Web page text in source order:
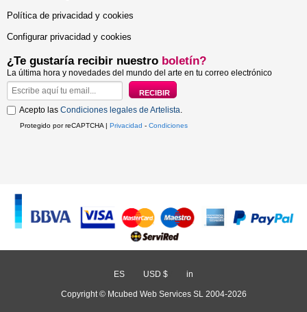
Política de privacidad y cookies
Configurar privacidad y cookies
¿Te gustaría recibir nuestro boletín?
La última hora y novedades del mundo del arte en tu correo electrónico
Acepto las Condiciones legales de Artelista
Protegido por reCAPTCHA | Privacidad - Condiciones
ES USD $ in
Copyright © Mcubed Web Services SL 2004-2026